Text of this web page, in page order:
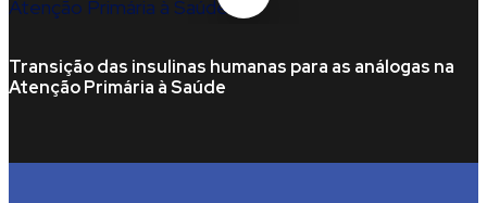
Transição das insulinas humanas para as análogas na
Atenção Primária à Saúde